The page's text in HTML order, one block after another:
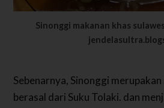
Sinonggi makanan khas
Sebenarnya, Sinonggi
berasal dari Suku Tolaki. dan